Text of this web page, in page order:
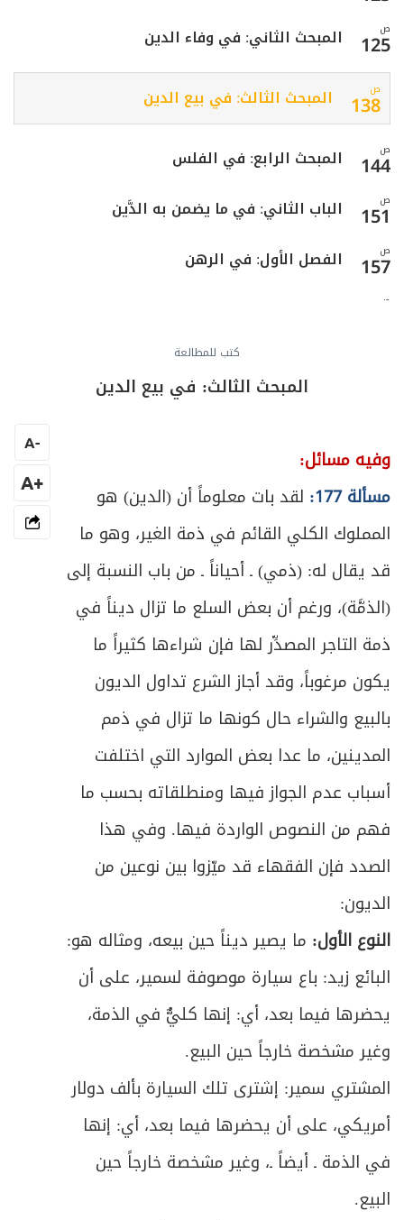
كتب للمطالعة
المبحث الثالث: في بيع الدين
وفيه مسائل:
مسألة 177:
لقد بات معلوماً أن (الدين) هو
المملوك الكلي القائم في ذمة الغير، وهو ما
قد يقال له: (ذمي) ـ أحياناً ـ من باب النسبة إلى
(الذمَّة)، ورغم أن بعض السلع ما تزال ديناً في
ذمة التاجر المصدِّر لها فإن شراءها كثيراً ما
يكون مرغوباً، وقد أجاز الشرع تداول الديون
بالبيع والشراء حال كونها ما تزال في ذمم
المدينين، ما عدا بعض الموارد التي اختلفت
أسباب عدم الجواز فيها ومنطلقاته بحسب ما
فهم من النصوص الواردة فيها. وفي هذا
الصدد فإن الفقهاء قد ميّزوا بين نوعين من
الديون:
النوع الأول: ما يصير ديناً حين بيعه، ومثاله هو:
البائع زيد: باع سيارة موصوفة لسمير، على أن
يحضرها فيما بعد، أي: إنها كليٌّ في الذمة،
وغير مشخصة خارجاً حين البيع.
المشتري سمير: إشترى تلك السيارة بألف دولار
أمريكي، على أن يحضرها فيما بعد، أي: إنها
في الذمة ـ أيضاً ـ، وغير مشخصة خارجاً حين
البيع.
-
A
+A
ص
125 المبحث الثاني: في وفاء الدين
ص
138 المبحث الثالث: في بيع الدين
ص
144 المبحث الرابع: في الفلس
ص
151 الباب الثاني: في ما يضمن به الدَّين
ص
157 الفصل الأول: في الرهن
ص
المبحث الثاني: في العين المرهونة
ص
166 المبحث الرابع: في كيفية التصرف بالمرهون
ص
168 المبحث الخامس: في استيفاء الدين من الرهن
173 الفصل الثاني: في الكفالة
ص
176 المبحث الأول: في عقد الكفالة والشروط
ص
180 المبحث الثاني: في كيفية القيام بالكفالة
185 الفصل الثالث: في الضمان
ص
188 المبحث الأول: في عقد الضمان والشروط
192
ص
197 المبحث الثالث: في أحكام التنازع
ص
200 الباب الثالث: في الحوالة
201 المبحث الأول: في عقد الحوالة والشروط
ص205 المبحث الثاني: في أحكام الأداء والتنازع
ص
213 ملحق في أعمال البنوك
215 العمل المصرفي
ص
225
المقصد الثالث: في مسؤولية صاحب اليد عما